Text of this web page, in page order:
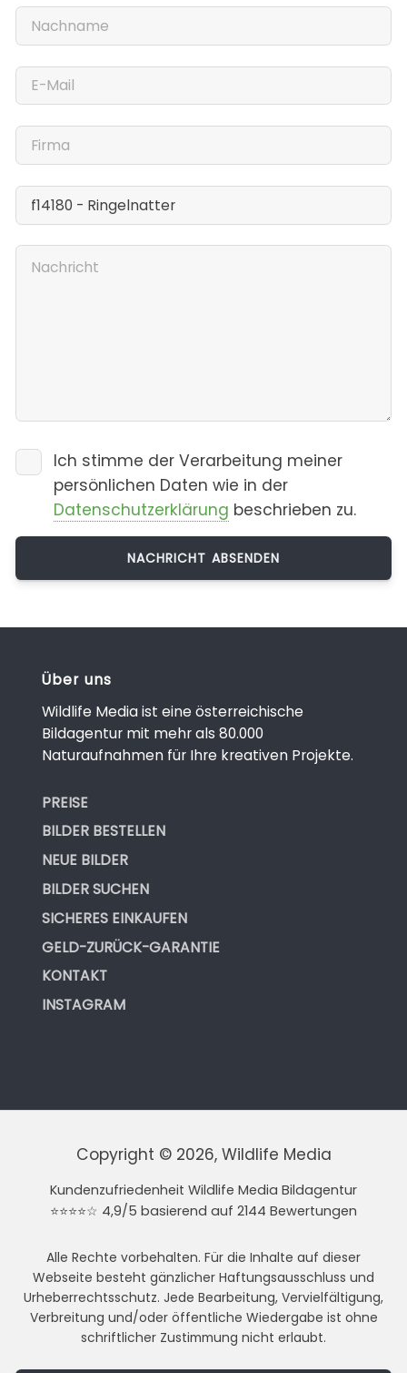
Ich stimme der Verarbeitung meiner
persönlichen Daten wie in der
Datenschutzerklärung beschrieben zu.
Über uns
Wildlife Media ist eine österreichische
Bildagentur mit mehr als 80.000
Naturaufnahmen für Ihre kreativen Projekte.
PREISE
BILDER BESTELLEN
NEUE BILDER
BILDER SUCHEN
SICHERES EINKAUFEN
GELD-ZURÜCK-GARANTIE
KONTAKT
INSTAGRAM
Copyright © 2026, Wildlife Media
Kundenzufriedenheit Wildlife Media Bildagentur
⭐⭐⭐⭐☆ 4,9/5 basierend auf 2144 Bewertungen
Alle Rechte vorbehalten. Für die Inhalte auf dieser
Webseite besteht gänzlicher Haftungsausschluss und
Urheberrechtsschutz. Jede Bearbeitung, Vervielfältigung,
Verbreitung und/oder öffentliche Wiedergabe ist ohne
schriftlicher Zustimmung nicht erlaubt.